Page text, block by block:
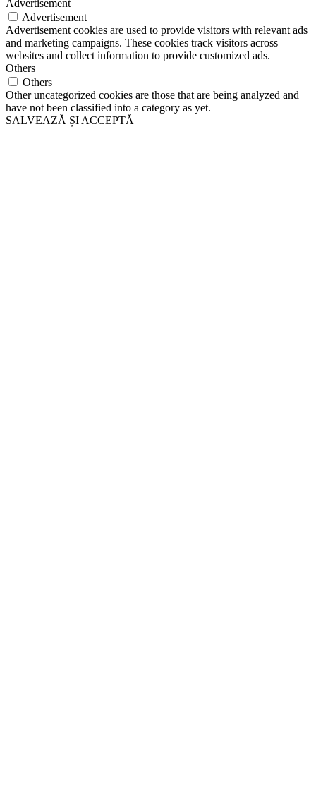
Advertisement
Advertisement
Advertisement cookies are used to provide visitors with relevant ads
and marketing campaigns. These cookies track visitors across
websites and collect information to provide customized ads.
Others
Others
Other uncategorized cookies are those that are being analyzed and
have not been classified into a category as yet.
SALVEAZĂ ȘI ACCEPTĂ